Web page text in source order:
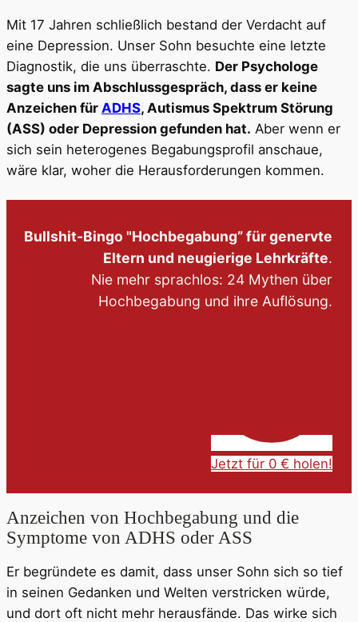
Mit 17 Jahren schließlich bestand der Verdacht auf
eine Depression. Unser Sohn besuchte eine letzte
Diagnostik, die uns überraschte. Der Psychologe
sagte uns im Abschlussgespräch, dass er keine
Anzeichen für ADHS, Autismus Spektrum Störung
(ASS) oder Depression gefunden hat. Aber wenn er
sich sein heterogenes Begabungsprofil anschaue,
wäre klar, woher die Herausforderungen kommen.
Bullshit-Bingo "Hochbegabung” für genervte
Eltern und neugierige Lehrkräfte.
Nie mehr sprachlos: 24 Mythen über
Hochbegabung und ihre Auflösung.
Jetzt für 0 € holen!
Anzeichen von Hochbegabung und die
Symptome von ADHS oder ASS
Er begründete es damit, dass unser Sohn sich so tief
in seinen Gedanken und Welten verstricken würde,
und dort oft nicht mehr herausfände. Das wirke sich